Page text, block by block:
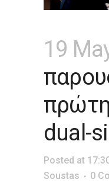
19
dual-
Posted at
Soustas
0